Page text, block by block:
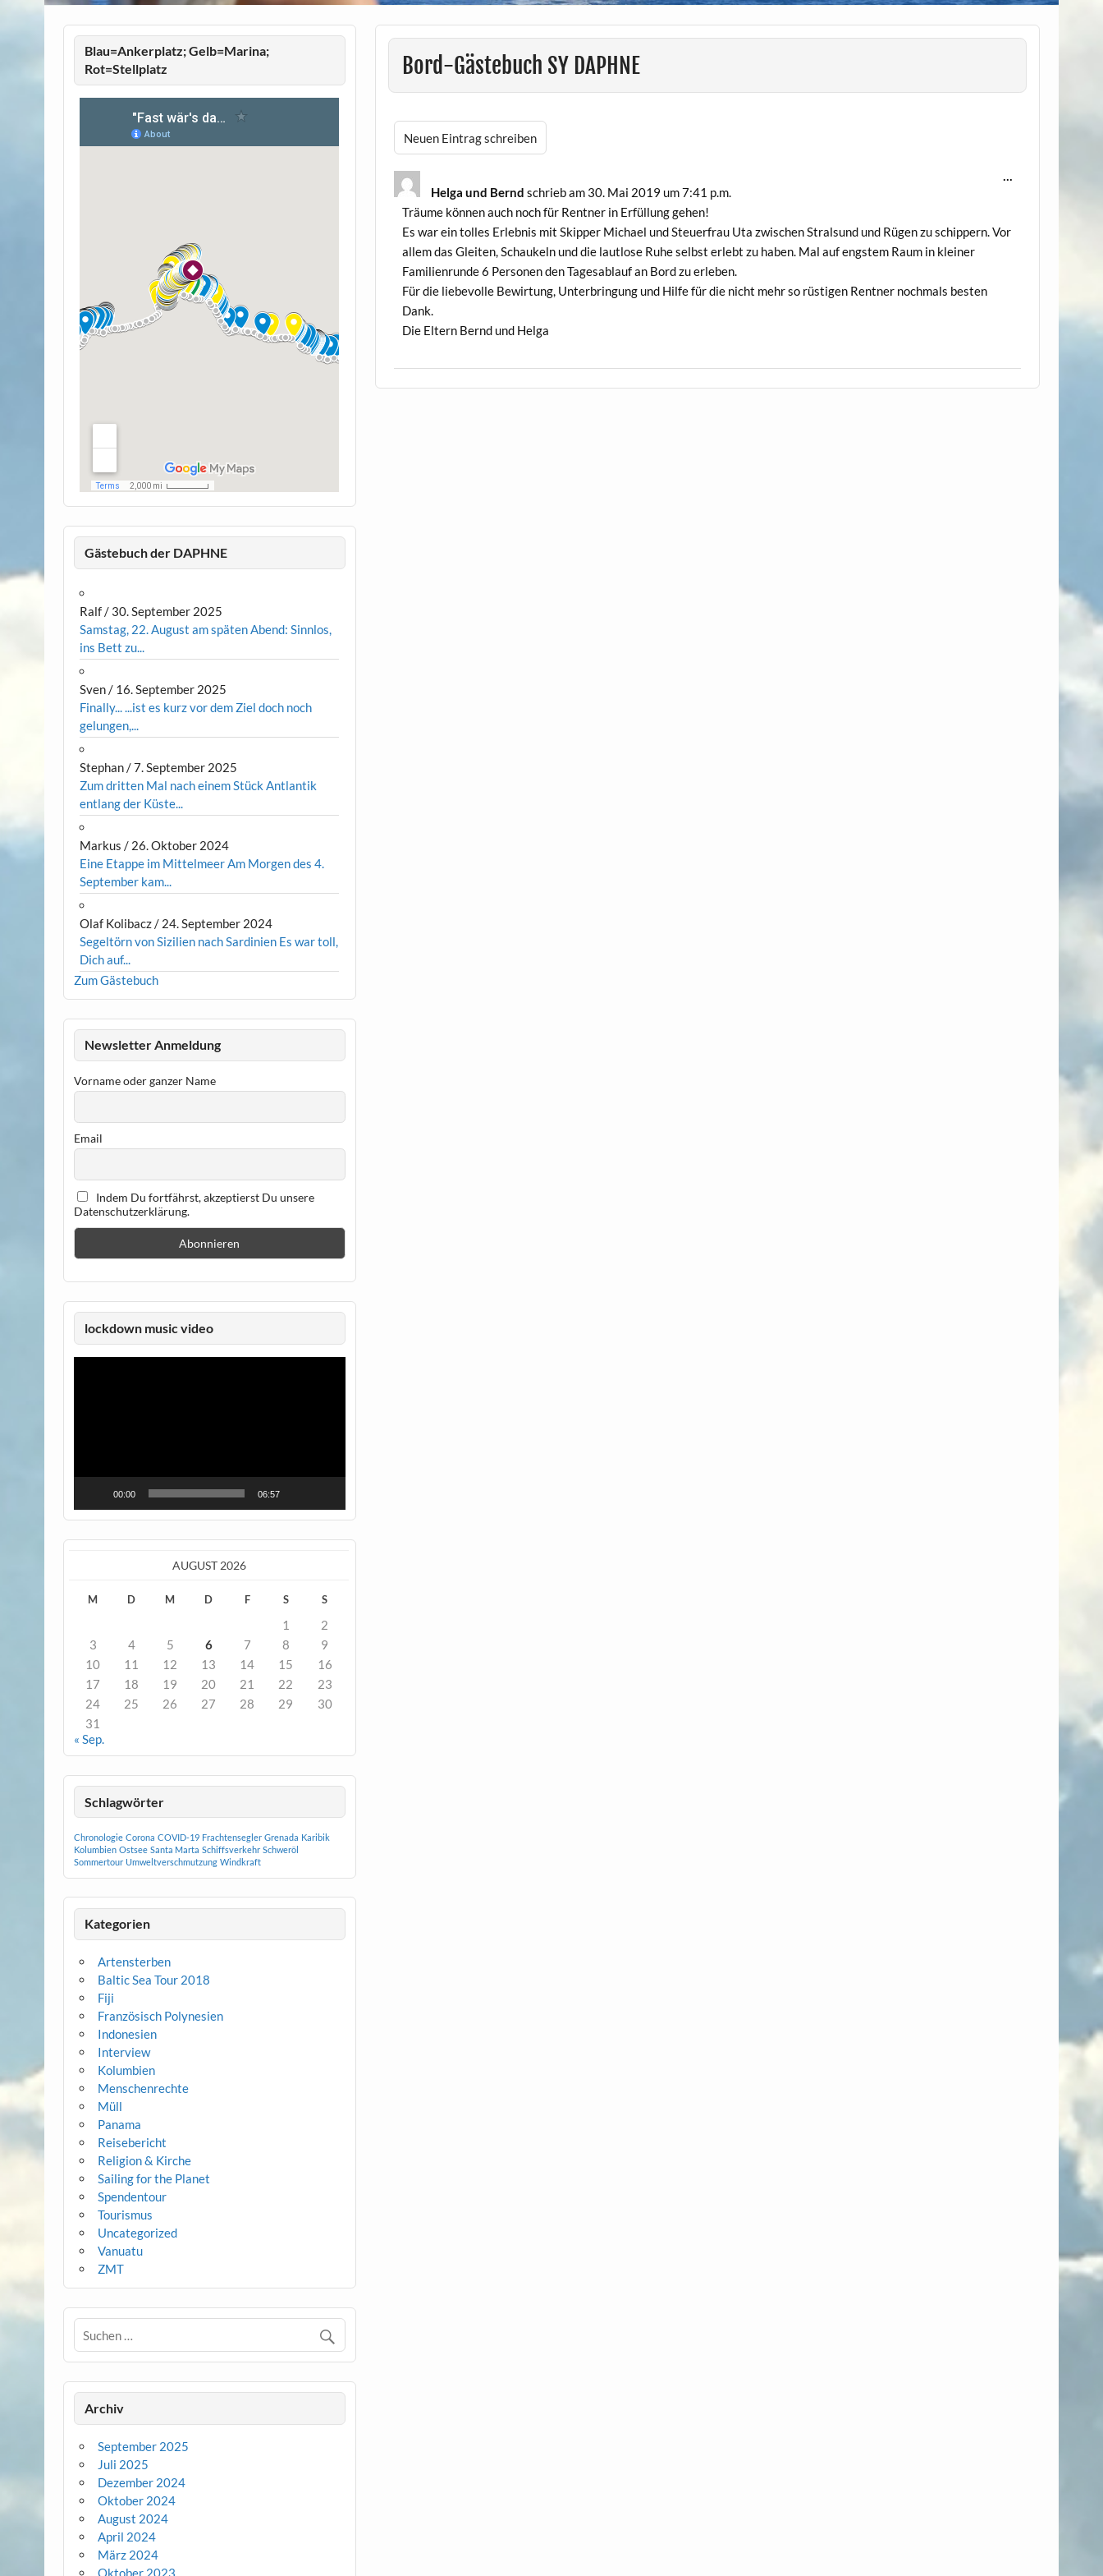
Bord-Gästebuch SY DAPHNE
Helga und Berndschrieb am 30. Mai 2019 um7:41 p.m.
Träume können auch noch für Rentner in Erfüllung gehen!
Es war ein tolles Erlebnis mit Skipper Michael und Steuerfrau Uta zwischen Stralsund und Rügen zu schippern. Vor
allem das Gleiten, Schaukeln und die lautlose Ruhe selbst erlebt zu haben. Mal auf engstem Raum in kleiner
Familienrunde 6 Personen den Tagesablauf an Bord zu erleben.
Für die liebevolle Bewirtung, Unterbringung und Hilfe für die nicht mehr so rüstigen Rentner nochmals besten
Dank.
Die Eltern Bernd und Helga
...Diese
Blau=Ankerplatz; Gelb=Marina;
Rot=Stellplatz
Gästebuch der DAPHNE
Ralf/ 30. September 2025
Samstag, 22. August am späten Abend: Sinnlos,
ins Bett zu...
Sven/ 16. September 2025
Finally... ...ist es kurz vor dem Ziel doch noch
gelungen,...
Stephan/7. September 2025
Zum dritten Mal nach einem Stück Antlantik
entlang der Küste...
Markus / 26. Oktober 2024
Eine Etappe im Mittelmeer Am Morgen des 4.
September kam...
Olaf Kolibacz/ 24. September 2024
Segeltörn von Sizilien nach Sardinien Es war toll,
Dich auf...
Zum Gästebuch
Newsletter Anmeldung
Vorname oder ganzer Name
Email
Indem Du fortfährst, akzeptierst Du unsere
Datenschutzerklärung.
lockdown music video
Video-
00:00 06:57
AUGUST 2026
M D M D F S S
1
2
3
4 5 6 7 8
9
10
11 12 13 14 15
16
17
18 19 20 21 22
23
24
25 26 27 28 29
30
31
« Sep.
Schlagwörter
Chronologie Corona COVID-19 Frachtensegler Grenada Karibik
Kolumbien Ostsee Santa Marta Schiffsverkehr Schweröl
Sommertour Umweltverschmutzung Windkraft
Kategorien
Artensterben
Baltic Sea Tour 2018
Fiji
Französisch Polynesien
Indonesien
Interview
Kolumbien
Menschenrechte
Müll
Panama
Reisebericht
Religion & Kirche
Sailing for the Planet
Spendentour
Tourismus
Uncategorized
Vanuatu
ZMT
Archiv
September 2025
Juli 2025
Dezember 2024
Oktober 2024
August 2024
April 2024
März 2024
Oktober 2023